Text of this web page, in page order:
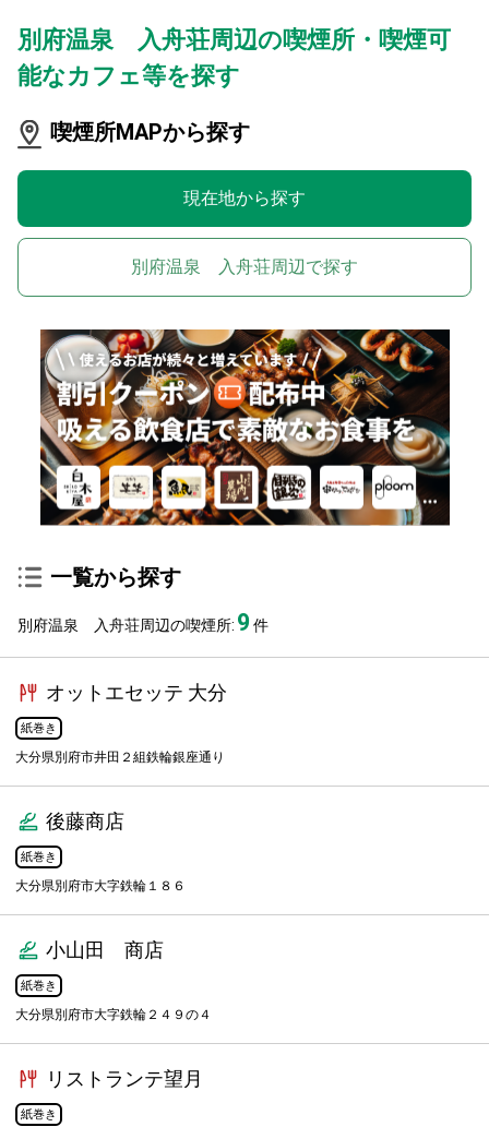
別府温泉 入舟荘周辺の喫煙所・喫煙可
能なカフェ等を探す
喫煙所MAPから探す
現在地から探す
別府温泉 入舟荘周辺で探す
一覧から探す
別府温泉 入舟荘周辺の喫煙所: 9 件
オットエセッテ 大分
紙巻き
大分県別府市井田２組鉄輪銀座通り
後藤商店
紙巻き
大分県別府市大字鉄輪１８６
小山田 商店
紙巻き
大分県別府市大字鉄輪２４９の４
リストランテ望月
紙巻き